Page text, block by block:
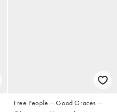
Free People – Good Graces –